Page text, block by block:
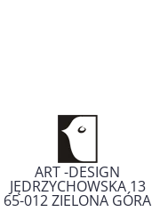
ART -DESIGN
JĘDRZYCHOWSKA 13
65-012ZIELONA GÓRA